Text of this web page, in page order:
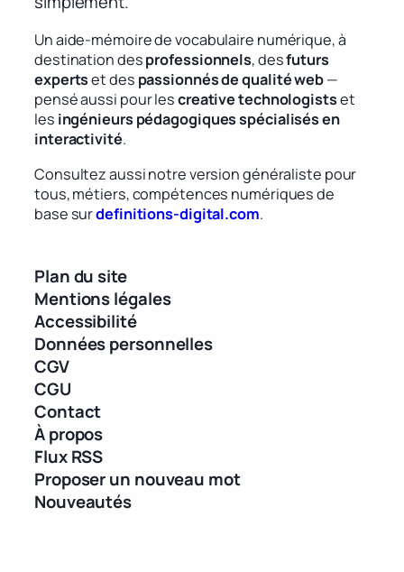
Un aide-mémoire de vocabulaire numérique, à
destination desprofessionnels, desfuturs
expertset des passionnés de qualité web—
pensé aussi pour lescreative technologistset
les ingénieurs pédagogiques spécialisés en
interactivité.
Consultez aussi notre version généraliste pour
tous, métiers, compétences numériques de
base surdefinitions-digital.com.
Plan du site
Mentions légales
Accessibilité
Données personnelles
CGV
CGU
Contact
À propos
Flux RSS
Proposer un nouveau mot
Nouveautés